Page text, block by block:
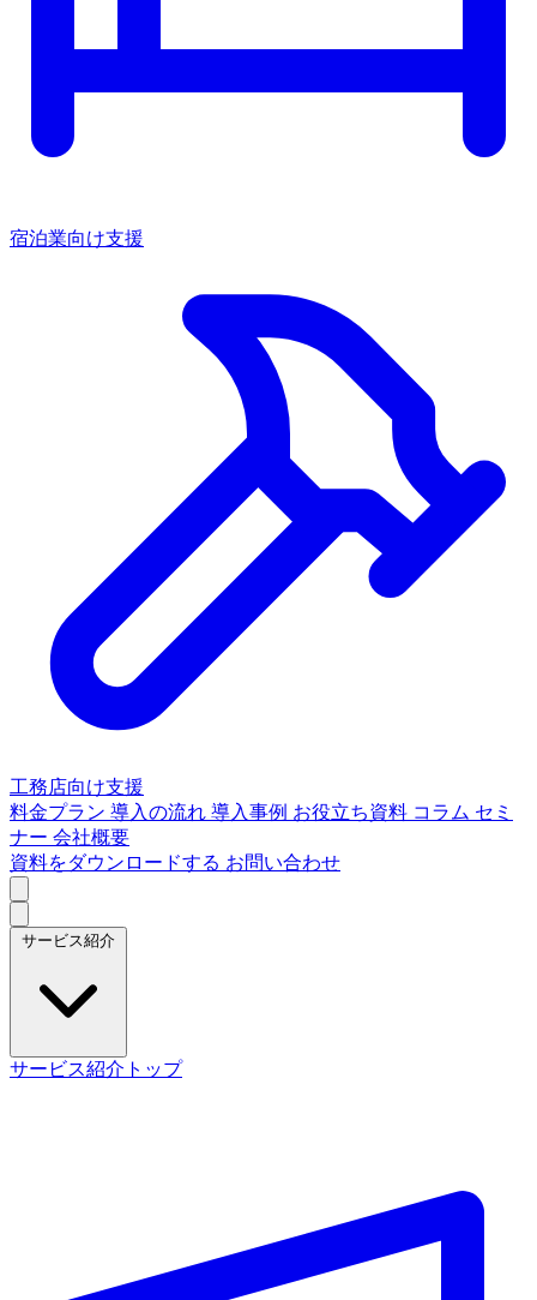
宿泊業向け支援
工務店向け支援
料金プラン 導入の流れ 導入事例 お役立ち資料 コラム セミ
ナー 会社概要
資料をダウンロードする お問い合わせ
サービス紹介トップ